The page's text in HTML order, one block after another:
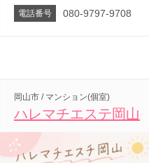
電話番号 080-9797-9708
岡山市 / マンション(個室)
ハレマチエステ岡山